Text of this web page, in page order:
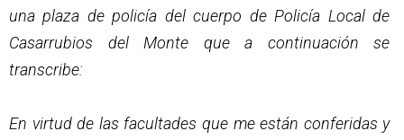
una plaza de policía del cuerpo de Policía Local de
Casarrubios del Monte que a continuación se
transcribe:
En virtud de las facultades que me están conferidas y